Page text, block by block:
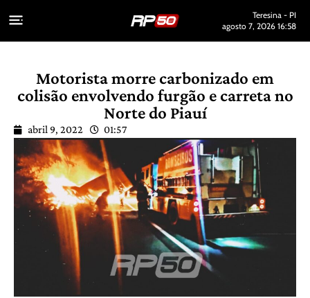
Teresina - PI
agosto 7, 2026 16:58
Motorista morre carbonizado em
colisão envolvendo furgão e carreta no
Norte do Piauí
abril 9, 2022 01:57